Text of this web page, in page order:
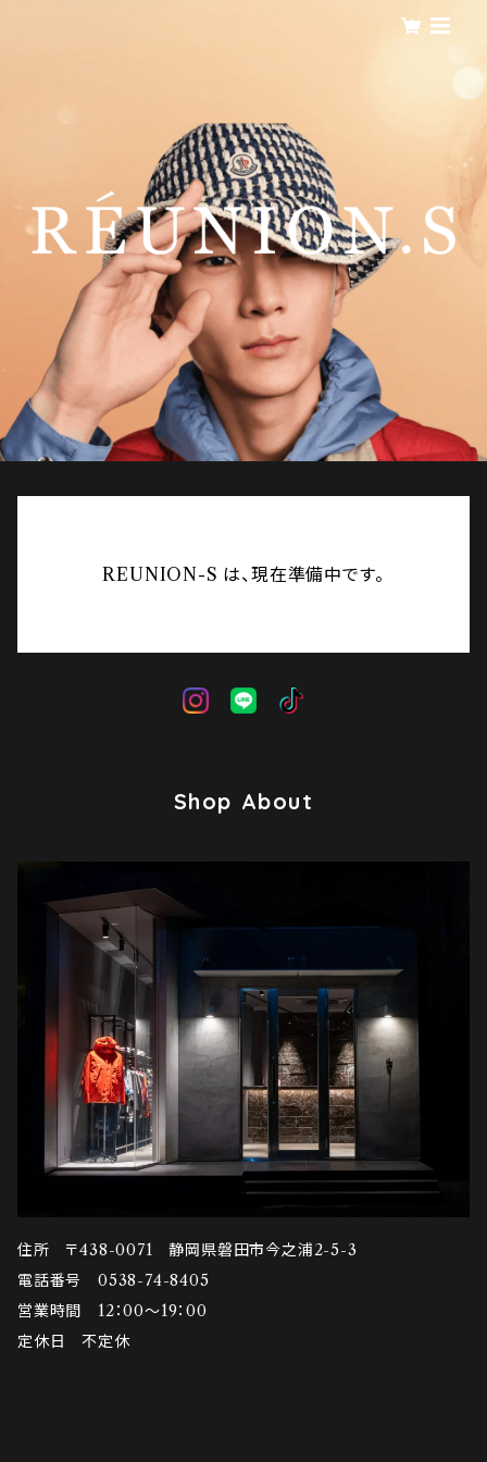
REUNION-S は、現在準備中です。
Shop About
住所 〒438-0071 静岡県磐田市今之浦2-5-3
電話番号 0538-74-8405
営業時間 12：00～19：00
定休日 不定休